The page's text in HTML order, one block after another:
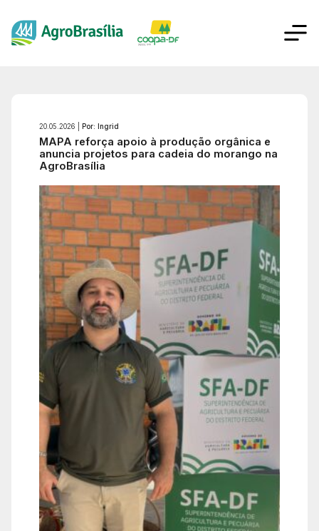
20.05.2026 | Por: Ingrid
MAPA reforça apoio à produção orgânica e
anuncia projetos para cadeia do morango na
AgroBrasília